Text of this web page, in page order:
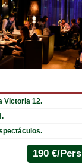
Victoria 12.
190 €/Pers